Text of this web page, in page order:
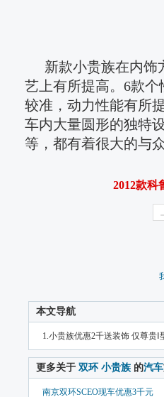
新款小贵族在内饰
艺上有所提高。6款
较准，动力性能有所
车内大量圆形的独特
等，都有着很大的与众
2012款科
本文导航
1.小贵族优惠2千送装饰 仅尊贵Ⅰ
更多关于 双环 小贵族 的汽车
南京双环SCEO现车优惠3千元